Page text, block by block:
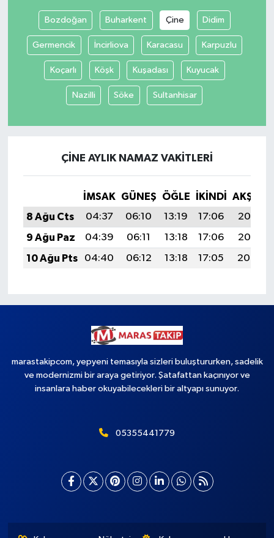
Bozdoğan Buharkent Çine Didim
Germencik İncirliova Karacasu Karpuzlu
Koçarlı Köşk Kuşadası Kuyucak
Nazilli Söke Sultanhisar
ÇINE AYLIK NAMAZ VAKITLERI
İMSAK GÜNEŞ ÖĞLE İKINDI
AKŞAM
8 Ağu Cts
04:37 06:10 13:19 17:06
20:17
9 Ağu Paz
04:39 06:11 13:18 17:06
20:16
10 Ağu Pts
04:40 06:12 13:18 17:05 20:14
marastakipcom, yepyeni temasıyla sizleri buluştururken, sadelik
ve modernizmi bir araya getiriyor. Şatafattan kaçınıyor ve
insanlara haber okuyabilecekleri bir altyapı sunuyor.
05355441779